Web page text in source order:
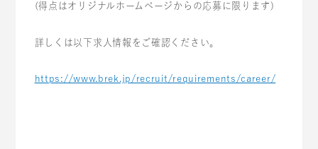
(得点はオリジナルホームページからの応募に限ります)
詳しくは以下求人情報をご確認ください。
https://www.brek.jp/recruit/requirements/career/